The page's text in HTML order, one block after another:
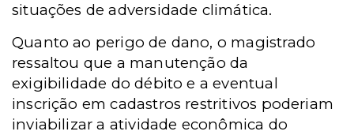
situações de adversidade climática.
Quanto ao perigo de dano, o magistrado
ressaltou que a manutenção da
exigibilidade do débito e a eventual
inscrição em cadastros restritivos poderiam
inviabilizar a atividade econômica do